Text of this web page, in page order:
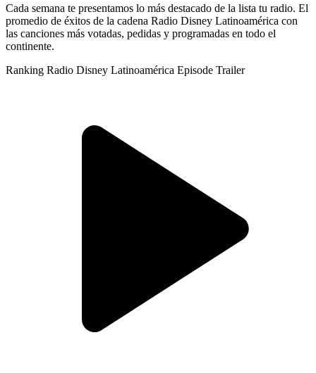
Cada semana te presentamos lo más destacado de la lista tu radio. El
promedio de éxitos de la cadena Radio Disney Latinoamérica con
las canciones más votadas, pedidas y programadas en todo el
continente.
Ranking Radio Disney Latinoamérica Episode Trailer